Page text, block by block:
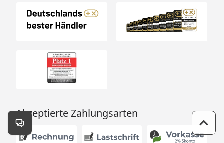
Akzeptierte Zahlungsarten
Kontakt öffnen